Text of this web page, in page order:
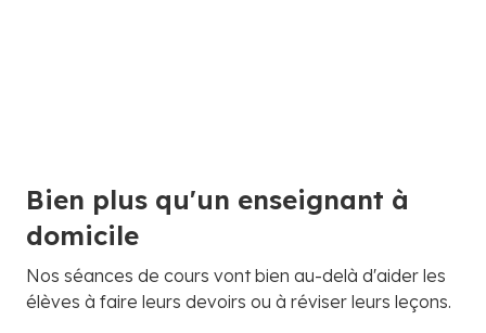
Bien plus qu'un enseignant à
domicile
Nos séances de cours vont bien au-delà d'aider les
élèves à faire leurs devoirs ou à réviser leurs leçons.